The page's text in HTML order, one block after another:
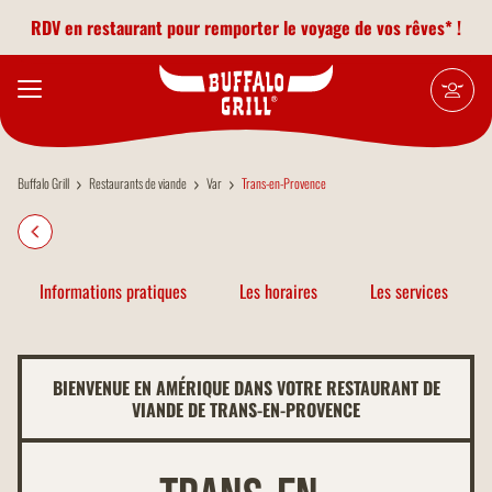
RDV en restaurant pour remporter le voyage de vos rêves* !
Buffalo Grill Restaurants de viande Var Trans-en-Provence
Informations pratiques Les horaires Les services
BIENVENUE EN AMÉRIQUE DANS VOTRE RESTAURANT DE
VIANDE DE TRANS-EN-PROVENCE